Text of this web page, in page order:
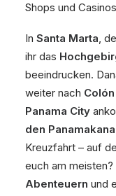
Shops und
In Santa Marta,
ihr das
beeindrucken.
weiter nach Colón
Panama City
den
Kreuzfahrt – auf
euch am
Abenteuern und